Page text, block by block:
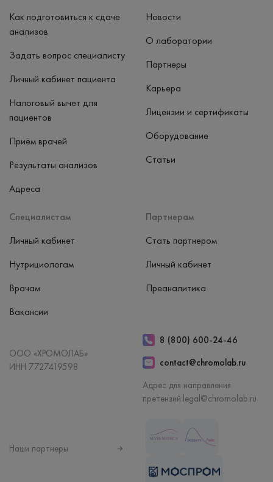
Как подготовиться к сдаче
анализов
Задать вопрос специалисту
Личный кабинет пациента
Налоговый вычет для
пациентов
Приём врачей
Результаты анализов
Адреса
Специалистам
Личный кабинет
Нутрициологам
Врачам
Вакансии
Партнерам
Стать партнером
Личный кабинет
Преаналитика
Новости
О лаборатории
Партнеры
Карьера
Лицензии и сертификаты
Оборудование
Статьи
ООО «ХРОМОЛАБ»
ИНН 7727419598
8 (800) 600-24-46
contact@chromolab.ru
Адрес для направления
претензий:legal@chromolab.ru
Наши партнеры